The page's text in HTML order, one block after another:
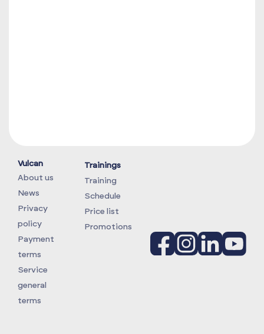
Vulcan
About us
News
Privacy
policy
Payment
terms
Service
general
terms
Trainings
Training
Schedule
Price list
Promotions